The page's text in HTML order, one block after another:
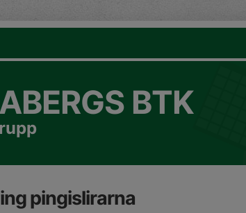
BTK
pingislirarna